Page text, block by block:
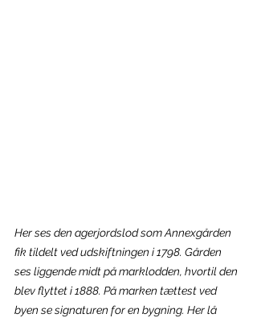
Her ses den agerjordslod som Annexgården
fik tildelt ved udskiftningen i 1798. Gården
ses liggende midt på marklodden, hvortil den
blev flyttet i 1888. På marken tættest ved
byen se signaturen for en bygning. Her lå